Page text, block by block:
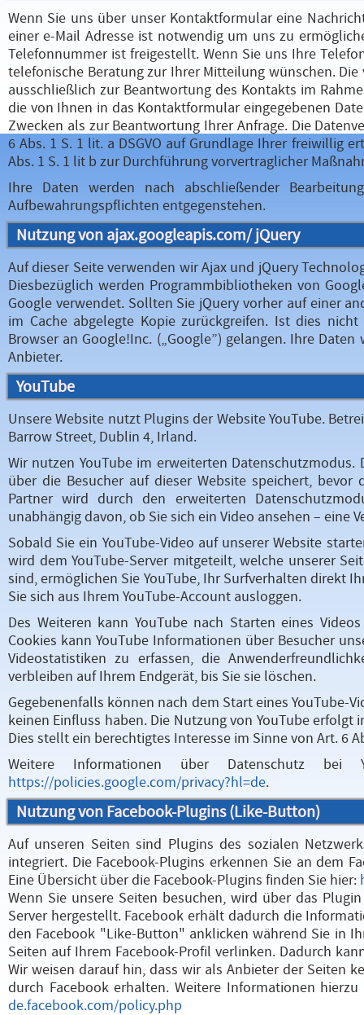
Wenn Sie uns über unser Kontaktformular eine
einer e-Mail Adresse ist notwendig um uns zu
Telefonnummer ist freigestellt. Wenn Sie uns Ihre
telefonische Beratung zur Ihrer Mitteilung wünschen.
ausschließlich zur Beantwortung des Kontakts im
die von Ihnen in das Kontaktformular eingegebenen
Zwecken als zur Beantwortung Ihrer Anfrage. Die
6 Abs. 1 S. 1 lit. a DSGVO auf Grundlage Ihrer freiwillig
Abs. 1 S. 1 lit b zur Durchführung vorvertraglicher
Ihre Daten werden nach abschließender
Aufbewahrungspflichten entgegenstehen.
Nutzung von ajax.googleapis.com/ jQuery
Auf dieser Seite verwenden wir Ajax und jQuery
Diesbezüglich werden Programmbibliotheken von
Google verwendet. Sollten Sie jQuery vorher auf einer
im Cache abgelegte Kopie zurückgreifen. Ist dies
Browser an Google!Inc. („Google”) gelangen. Ihre
Anbieter.
YouTube
Unsere Website nutzt Plugins der Website YouTube.
Barrow Street, Dublin 4, Irland.
Wir nutzen YouTube im erweiterten
über die Besucher auf dieser Website speichert, bevor
Partner wird durch den erweiterten
unabhängig davon, ob Sie sich ein Video ansehen – eine
Sobald Sie ein YouTube-Video auf unserer Website
wird dem YouTube-Server mitgeteilt, welche unserer
sind, ermöglichen Sie YouTube, Ihr Surfverhalten direkt
Sie sich aus Ihrem YouTube-Account ausloggen.
Des Weiteren kann YouTube nach Starten eines
Cookies kann YouTube Informationen über Besucher
Videostatistiken zu erfassen, die
verbleiben auf Ihrem Endgerät, bis Sie sie löschen.
Gegebenenfalls können nach dem Start eines YouTube-
keinen Einfluss haben. Die Nutzung von YouTube
Dies stellt ein berechtigtes Interesse im Sinne von Art. 6
Weitere Informationen über Datenschutz bei
https://policies.google.com/privacy?hl=de.
Nutzung von Facebook-Plugins (Like-Button)
Auf unseren Seiten sind Plugins des sozialen
integriert. Die Facebook-Plugins erkennen Sie an dem
Eine Übersicht über die Facebook-Plugins finden Sie hier:
Wenn Sie unsere Seiten besuchen, wird über das
Server hergestellt. Facebook erhält dadurch die
den Facebook "Like-Button" anklicken während Sie in
Seiten auf Ihrem Facebook-Profil verlinken. Dadurch
Wir weisen darauf hin, dass wir als Anbieter der Seiten
durch Facebook erhalten. Weitere Informationen
de.facebook.com/policy.php